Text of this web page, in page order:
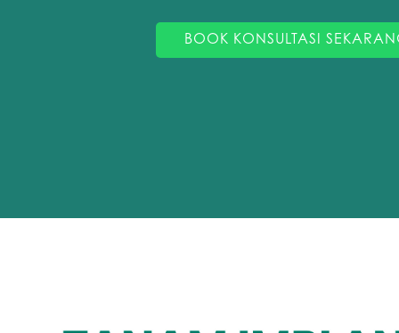
BOOK KONSULTASI